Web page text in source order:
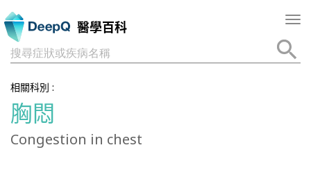
醫學百科
搜尋症狀或疾病名稱
相關科別 :
胸悶
Congestion in chest